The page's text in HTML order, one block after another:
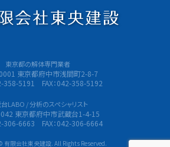
東京都の解体専門業者
東京都府中市浅間町2-8-7
358-5191 FAX：042-358-5192
LABO / 分析のスペシャリスト
東京都府中市武蔵台1-4-15
306-6663 FAX：042-306-6664
限会社東央建設. All Rights Reserved.